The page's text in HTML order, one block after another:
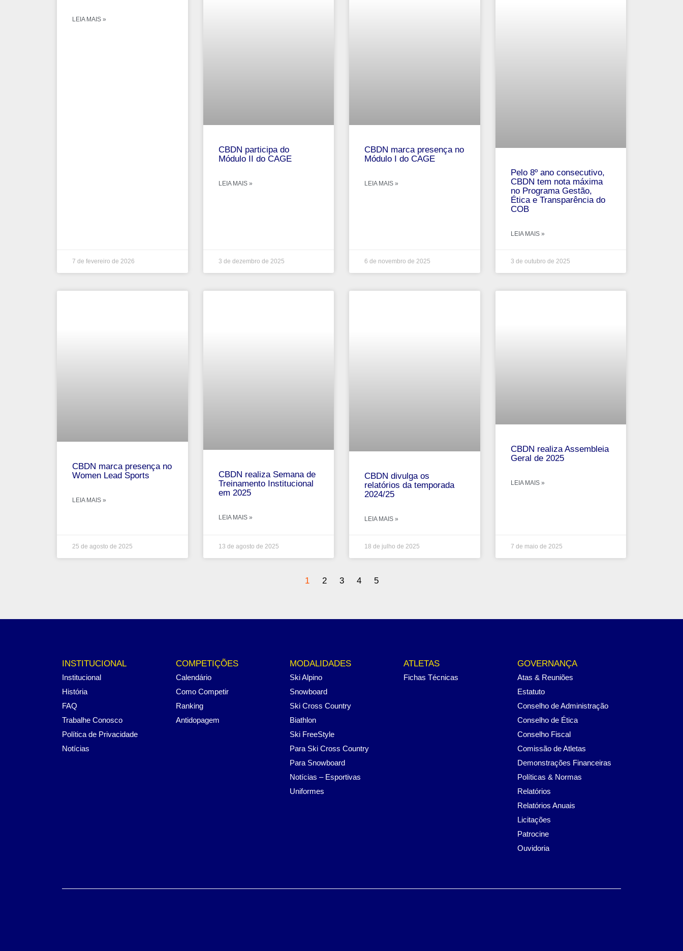
LEIA MAIS »
7 de fevereiro de 2026
CBDN participa do
Módulo II do CAGE
LEIA MAIS »
3 de dezembro de 2025
CBDN marca presença no
Módulo I do CAGE
LEIA MAIS »
6 de novembro de 2025
Pelo 8º ano consecutivo,
CBDN tem nota máxima
no Programa Gestão,
Ética e Transparência do
COB
LEIA MAIS »
3 de outubro de 2025
CBDN marca presença no
Women Lead Sports
LEIA MAIS »
25 de agosto de 2025
CBDN realiza Semana de
Treinamento Institucional
em 2025
LEIA MAIS »
13 de agosto de 2025
CBDN divulga os
relatórios da temporada
2024/25
LEIA MAIS »
18 de julho de 2025
CBDN realiza Assembleia
Geral de 2025
LEIA MAIS »
7 de maio de 2025
1 2 3 4 5
INSTITUCIONAL
Institucional
História
FAQ
Trabalhe Conosco
Política de Privacidade
Notícias
COMPETIÇÕES
Calendário
Como Competir
Ranking
Antidopagem
MODALIDADES
Ski Alpino
Snowboard
Ski Cross Country
Biathlon
Ski FreeStyle
Para Ski Cross Country
Para Snowboard
Notícias – Esportivas
Uniformes
ATLETAS
Fichas Técnicas
GOVERNANÇA
Atas & Reuniões
Estatuto
Conselho de Administração
Conselho de Ética
Conselho Fiscal
Comissão de Atletas
Demonstrações Financeiras
Políticas & Normas
Relatórios
Relatórios Anuais
Licitações
Patrocine
Ouvidoria